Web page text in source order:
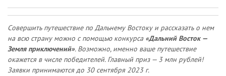
Совершить путешествие по Дальнему Востоку и рассказать о нем
на всю страну можно с помощью конкурса «Дальний Восток —
Земля приключений». Возможно, именно ваше путешествие
окажется в числе победителей. Главный приз — 3 млн рублей!
Заявки принимаются до 30 сентября 2023 г.